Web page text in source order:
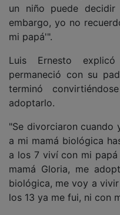
un niño puede
embargo, yo no
mi papá'".
Luis Ernesto
permaneció con su
terminó
adoptarlo.
"Se divorciaron cuando
a mi mamá biológica
a los 7 viví con mi
mamá Gloria, me
biológica, me voy a
los 13 ya me fui, ni con